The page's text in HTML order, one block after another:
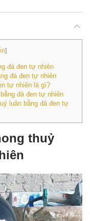
]
đá đen tự nhiên
đá đen tự nhiên
tự nhiên là gì?
đá đen tự nhiên
luân bằng đá đen tự
thuỷ